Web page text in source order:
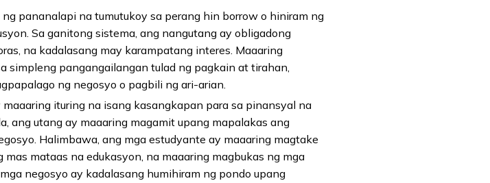
pananalapi na tumutukoy sa perang hin borrow o hiniram ng
Sa ganitong sistema, ang nangutang ay obligadong
na kadalasang may karampatang interes. Maaaring
simpleng pangangailangan tulad ng pagkain at tirahan,
ng negosyo o pagbili ng ari-arian.
ituring na isang kasangkapan para sa pinansyal na
ang utang ay maaaring magamit upang mapalakas ang
Halimbawa, ang mga estudyante ay maaaring magtake
mataas na edukasyon, na maaaring magbukas ng mga
negosyo ay kadalasang humihiram ng pondo upang